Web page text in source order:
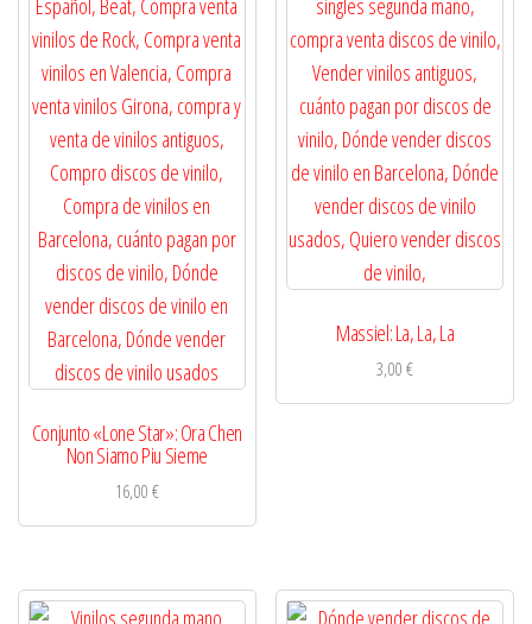
Conjunto «Lone Star»: Ora Chen
Non Siamo Piu Sieme
16,00€
Massiel: La, La, La
3,00€